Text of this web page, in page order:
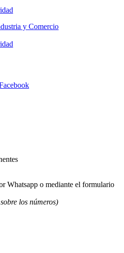
y Comercio
Whatsapp o mediante el formulario
los números)